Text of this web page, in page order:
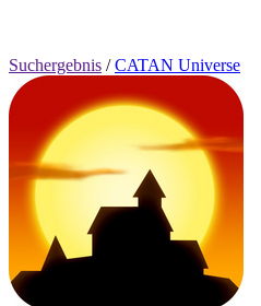
Suchergebnis /CATAN Universe